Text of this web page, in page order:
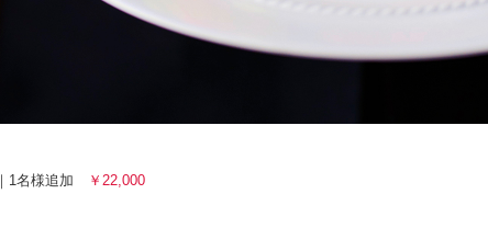
｜1名様追加
￥22,000